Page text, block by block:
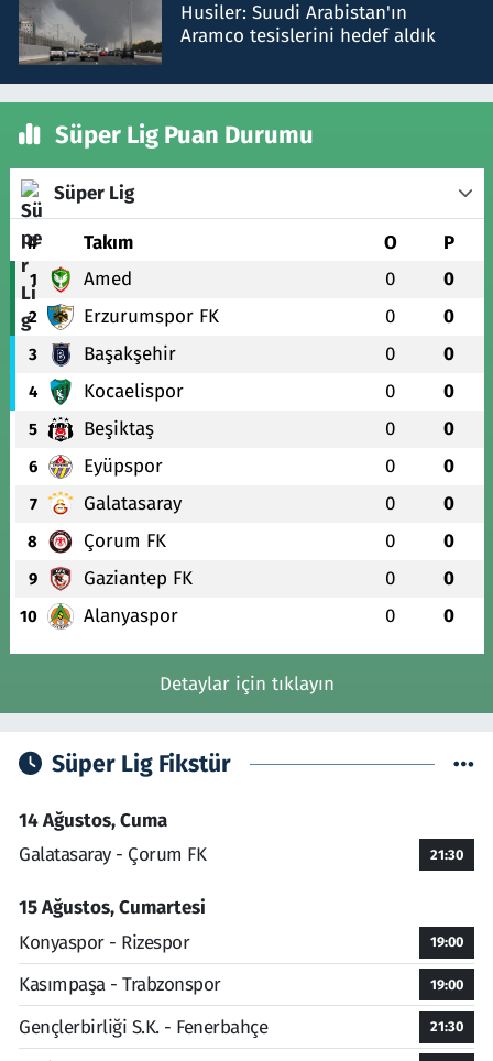
Husiler: Suudi Arabistan'ın
Aramco tesislerini hedef aldık
Süper Lig Puan Durumu
Süper Lig
# Takım O P
1 Amed 0 0
2 Erzurumspor FK 0 0
3 Başakşehir 0 0
4 Kocaelispor 0 0
5 Beşiktaş 0 0
6 Eyüpspor 0 0
7 Galatasaray 0 0
8 Çorum FK 0 0
9 Gaziantep FK 0 0
10 Alanyaspor 0 0
Detaylar için tıklayın
Süper Lig Fikstür
14 Ağustos, Cuma
Galatasaray - Çorum FK
21:30
15 Ağustos, Cumartesi
Konyaspor - Rizespor
19:00
Kasımpaşa - Trabzonspor 19:00
Gençlerbirliği S.K. - Fenerbahçe 21:30